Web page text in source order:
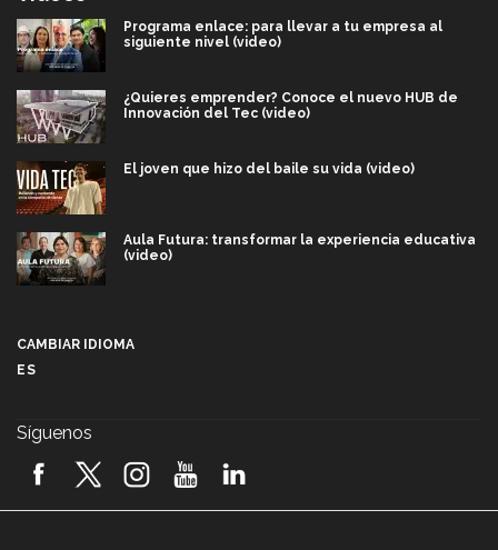
Programa enlace: para llevar a tu empresa al
siguiente nivel (video)
¿Quieres emprender? Conoce el nuevo HUB de
Innovación del Tec (video)
El joven que hizo del baile su vida (video)
Aula Futura: transformar la experiencia educativa
(video)
2026! (video)
CAMBIAR IDIOMA
ES
Síguenos